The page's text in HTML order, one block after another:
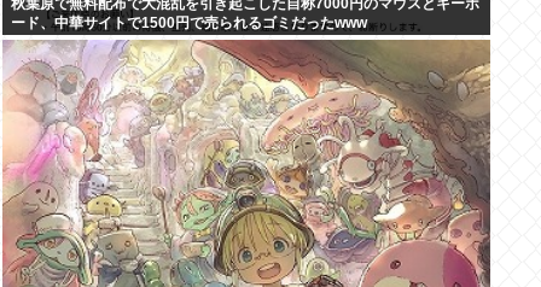
秋葉原で無料配布で大混乱を引き起こした自称7000円のマウスとキーボ
ード、中華サイトで1500円で売られるゴミだったwww